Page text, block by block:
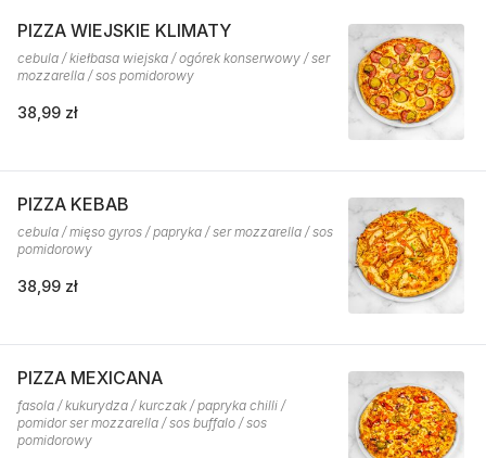
PIZZA WIEJSKIE KLIMATY
cebula / kiełbasa wiejska / ogórek konserwowy / ser
mozzarella / sos pomidorowy
38,99 zł
PIZZA KEBAB
cebula / mięso gyros / papryka / ser mozzarella / sos
pomidorowy
38,99 zł
PIZZA MEXICANA
fasola / kukurydza / kurczak / papryka chilli /
pomidor ser mozzarella / sos buffalo / sos
pomidorowy